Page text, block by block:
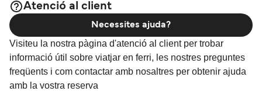
Atenció al client
Visiteu la nostra pàgina d'atenció al client per trobar
informació útil sobre viatjar en ferri, les nostres preguntes
freqüents i com contactar amb nosaltres per obtenir ajuda
amb la vostra reserva
Necessites ajuda?